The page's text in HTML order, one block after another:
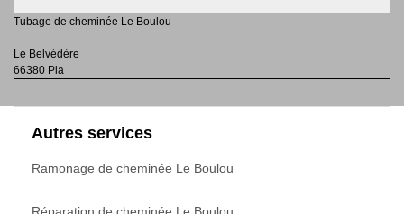
Tubage de cheminée Le Boulou
Le Belvédère
66380 Pia
Autres services
Ramonage de cheminée Le Boulou
Réparation de cheminée Le Boulou